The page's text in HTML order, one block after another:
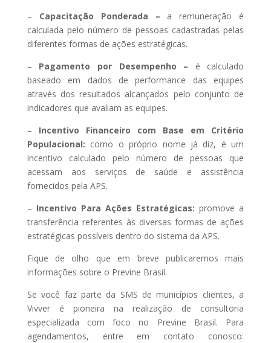
– Capacitação Ponderada – a remuneração é
calculada pelo número de pessoas cadastradas pelas
diferentes formas de ações estratégicas.
– Pagamento por Desempenho – é calculado
baseado em dados de performance das equipes
através dos resultados alcançados pelo conjunto de
indicadores que avaliam as equipes.
– Incentivo Financeiro com Base em Critério
Populacional: como o próprio nome já diz, é um
incentivo calculado pelo número de pessoas que
acessam aos serviços de saúde e assistência
fornecidos pela APS.
– Incentivo Para Ações Estratégicas:promove a
transferência referentes às diversas formas de ações
estratégicas possíveis dentro do sistema da APS.
Fique de olho que em breve publicaremos mais
informações sobre o Previne Brasil.
Se você faz parte da SMS de municípios clientes, a
Vivver é pioneira na realização de consultoria
especializada com foco no Previne Brasil. Para
agendamentos, entre em contato conosco: